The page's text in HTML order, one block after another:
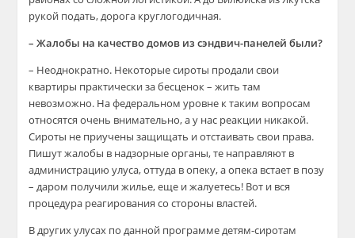
рукой подать, дорога круглогодичная.
– Жалобы на качество домов из сэндвич-панелей были?
– Неоднократно. Некоторые сироты продали свои
квартиры практически за бесценок – жить там
невозможно. На федеральном уровне к таким вопросам
относятся очень внимательно, а у нас реакции никакой.
Сироты не приучены защищать и отстаивать свои права.
Пишут жалобы в надзорные органы, те направляют в
администрацию улуса, оттуда в опеку, а опека встает в позу
– даром получили жилье, еще и жалуетесь! Вот и вся
процедура реагирования со стороны властей.
В других улусах по данной программе детям-сиротам